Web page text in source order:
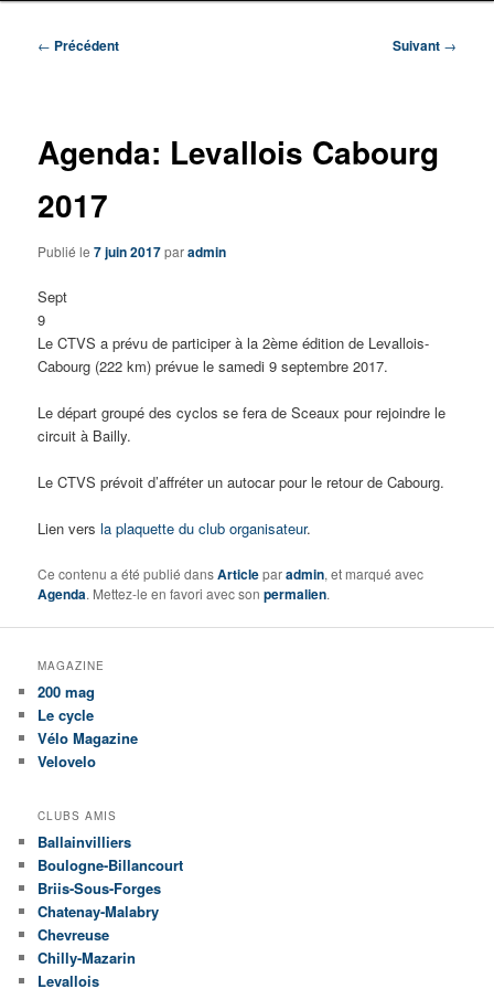
Navigation
← Précédent Suivant →
Agenda: Levallois Cabourg
2017
Publié le7 juin 2017paradmin
Sept
9
Le CTVS a prévu de participer à la 2ème édition de Levallois-
Cabourg (222 km) prévue le samedi 9 septembre 2017.
Le départ groupé des cyclos se fera de Sceaux pour rejoindre le
circuit à Bailly.
Le CTVS prévoit d’affréter un autocar pour le retour de Cabourg.
Lien versla plaquette du club organisateur.
Ce contenu a été publié dansArticleparadmin, et marqué avec
Agenda. Mettez-le en favori avec sonpermalien.
MAGAZINE
200 mag
Le cycle
Vélo Magazine
Velovelo
CLUBS AMIS
Ballainvilliers
Boulogne-Billancourt
Briis-Sous-Forges
Chatenay-Malabry
Chevreuse
Chilly-Mazarin
Levallois